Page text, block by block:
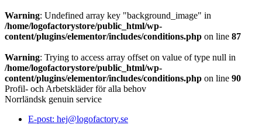
Warning: Undefined array key "background_image" in
/home/logofactorystore/public_html/wp-
content/plugins/elementor/includes/conditions.php on line 87
Warning: Trying to access array offset on value of type null in
/home/logofactorystore/public_html/wp-
content/plugins/elementor/includes/conditions.php on line 90
Profil- och Arbetskläder för alla behov
Norrländsk genuin service
E-post: hej@logofactory.se